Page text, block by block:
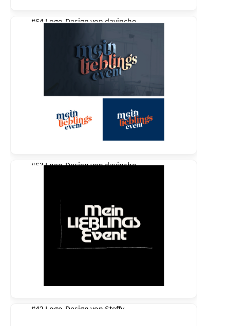
#64 Logo-Design vondavincho
#63 Logo-Design vondavincho
#42 Logo-Design von Steffy